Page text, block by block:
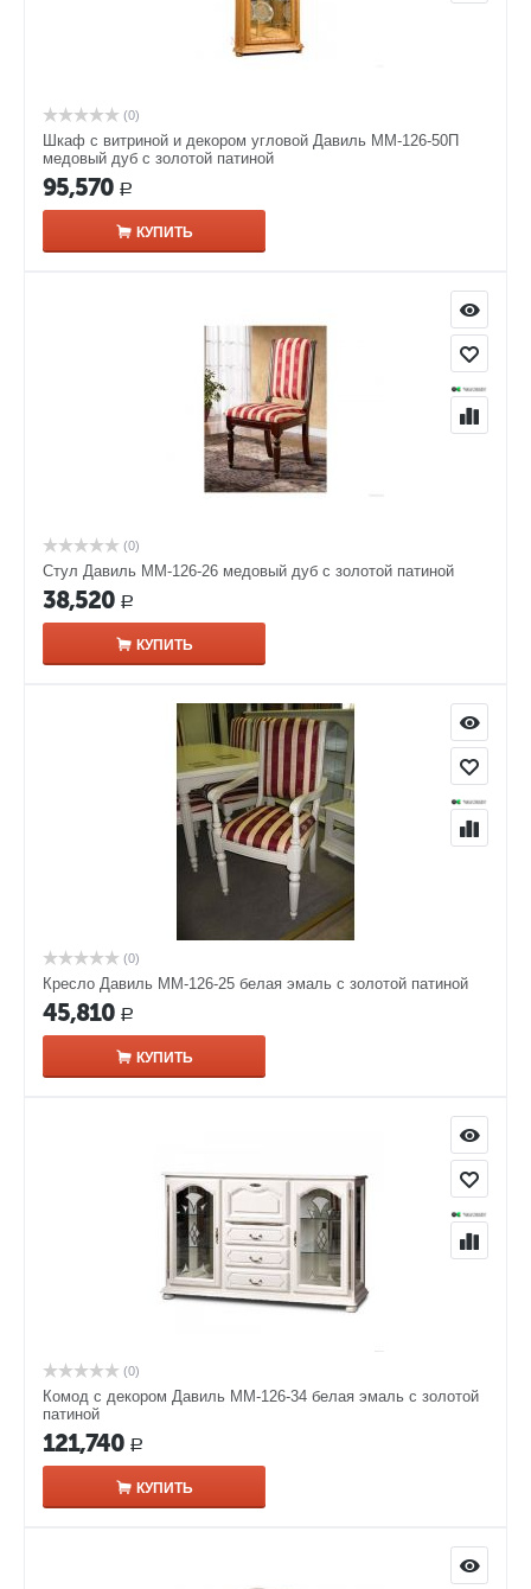
(0)
Шкаф с витриной и декором угловой Давиль ММ-126-50П
медовый дуб с золотой патиной
95,570 Р
КУПИТЬ
(0)
Стул Давиль ММ-126-26 медовый дуб с золотой патиной
38,520 Р
КУПИТЬ
(0)
Кресло Давиль ММ-126-25 белая эмаль с золотой патиной
45,810 Р
КУПИТЬ
(0)
Комод с декором Давиль ММ-126-34 белая эмаль с золотой
патиной
121,740 Р
КУПИТЬ